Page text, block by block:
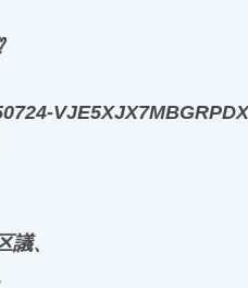
、